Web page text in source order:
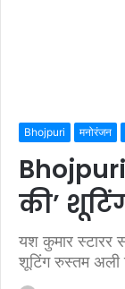
Bhojpuri मनोरंजन
की’
यश कुमार स्टारर
शूटिंग रुस्तम अली